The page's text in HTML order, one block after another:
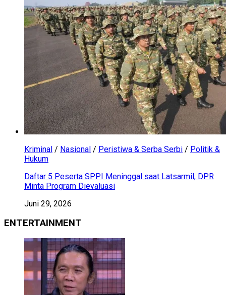
Kriminal / Nasional / Peristiwa & Serba Serbi / Politik &
Hukum
Daftar 5 Peserta SPPI Meninggal saat Latsarmil, DPR
Minta Program Dievaluasi
Juni 29, 2026
ENTERTAINMENT